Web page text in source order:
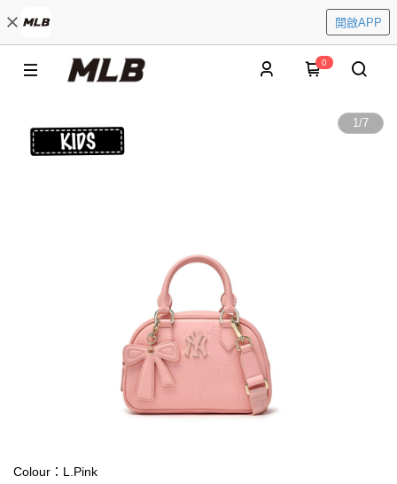
開啟APP
0
1/7
Colour：L.Pink